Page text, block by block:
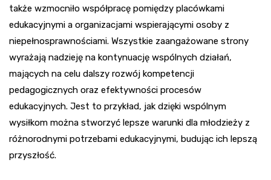
także wzmocniło współpracę pomiędzy placówkami
edukacyjnymi a organizacjami wspierającymi osoby z
niepełnosprawnościami. Wszystkie zaangażowane strony
wyrażają nadzieję na kontynuację wspólnych działań,
mających na celu dalszy rozwój kompetencji
pedagogicznych oraz efektywności procesów
edukacyjnych. Jest to przykład, jak dzięki wspólnym
wysiłkom można stworzyć lepsze warunki dla młodzieży z
różnorodnymi potrzebami edukacyjnymi, budując ich lepszą
przyszłość.